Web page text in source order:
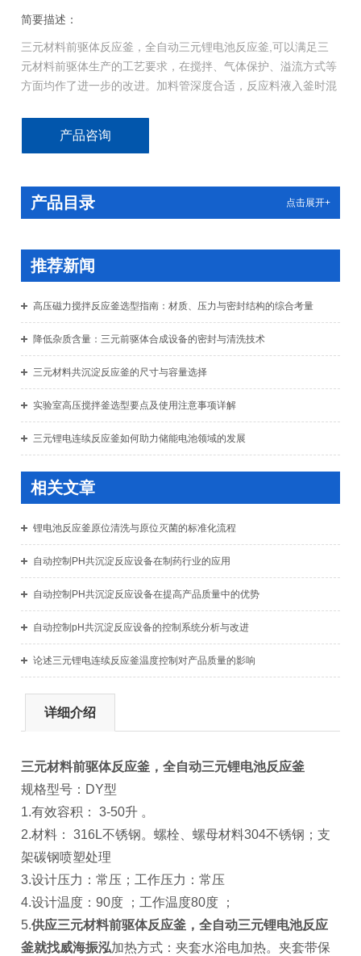
简要描述：
三元材料前驱体反应釜，全自动三元锂电池反应釜,可以满足三
元材料前驱体生产的工艺要求，在搅拌、气体保护、溢流方式等
方面均作了进一步的改进。加料管深度合适，反应料液入釜时混
产品咨询
产品目录 点击展开+
推荐新闻
高压磁力搅拌反应釜选型指南：材质、压力与密封结构的综合考量
降低杂质含量：三元前驱体合成设备的密封与清洗技术
三元材料共沉淀反应釜的尺寸与容量选择
实验室高压搅拌釜选型要点及使用注意事项详解
三元锂电连续反应釜如何助力储能电池领域的发展
相关文章
锂电池反应釜原位清洗与原位灭菌的标准化流程
自动控制PH共沉淀反应设备在制药行业的应用
自动控制PH共沉淀反应设备在提高产品质量中的优势
自动控制pH共沉淀反应设备的控制系统分析与改进
论述三元锂电连续反应釜温度控制对产品质量的影响
详细介绍
三元材料前驱体反应釜，全自动三元锂电池反应釜
规格型号：DY型
1.有效容积： 3-50升 。
2.材料： 316L不锈钢。螺栓、螺母材料304不锈钢；支
架碳钢喷塑处理
3.设计压力：常压；工作压力：常压
4.设计温度：90度 ；工作温度80度 ；
5.供应三元材料前驱体反应釜，全自动三元锂电池反应
釜就找威海振泓加热方式：夹套水浴电加热。夹套带保